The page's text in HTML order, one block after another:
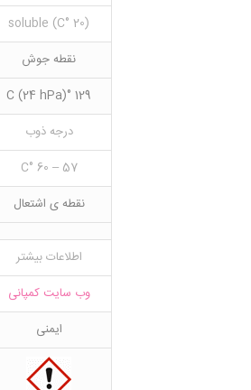
(20 °C) soluble
نقطه جوش
129 °C (24 hPa)
درجه ذوب
57 – 60 °C
نقطه ی اشتعال
اطلاعات بیشتر
وب سایت کمپانی
ایمنی